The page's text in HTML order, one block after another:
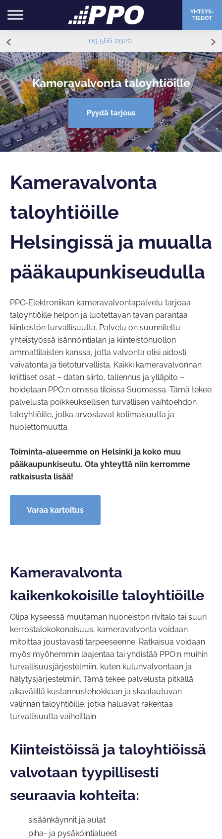
YHTEYS-
TIEDOT
09 566 0920
Kameravalvonta taloyhtiöille
Pyydä tarjous
Kameravalvonta
taloyhtiöille
Helsingissä ja muualla
pääkaupunkiseudulla
PPO‑Elektroniikan kameravalvontapalvelu tarjoaa
taloyhtiöille helpon ja luotettavan tavan parantaa
kiinteistön turvallisuutta. Palvelu on suunniteltu
yhteistyössä isännöintialan ja kiinteistöhuollon
ammattilaisten kanssa, jotta valvonta olisi aidosti
vaivatonta ja tietoturvallista. Kaikki kameravalvonnan
kriittiset osat – datan siirto, tallennus ja ylläpito –
hoidetaan PPO:n omissa tiloissa Suomessa. Tämä tekee
palvelusta poikkeuksellisen turvallisen vaihtoehdon
taloyhtiöille, jotka arvostavat kotimaisuutta ja
huolettomuutta.
Toiminta-alueemme on Helsinki ja koko muu
pääkaupunkiseutu. Ota yhteyttä niin kerromme
ratkaisusta lisää!
Varaa kartoitus
Kameravalvonta
kaikenkokoisille taloyhtiöille
Olipa kyseessä muutaman huoneiston rivitalo tai suuri
kerrostalokokonaisuus, kameravalvonta voidaan
mitoittaa joustavasti tarpeeseenne. Ratkaisua voidaan
myös myöhemmin laajentaa tai yhdistää PPO:n muihin
turvallisuusjärjestelmiin, kuten kulunvalvontaan ja
hälytysjärjestelmiin. Tämä tekee palvelusta pitkällä
aikavälillä kustannustehokkaan ja skaalautuvan
valinnan taloyhtiöille, jotka haluavat rakentaa
turvallisuutta vaiheittain.
Kiinteistöissä ja taloyhtiöissä
valvotaan tyypillisesti
seuraavia kohteita:
sisäänkäynnit ja aulat
piha- ja pysäköintialueet